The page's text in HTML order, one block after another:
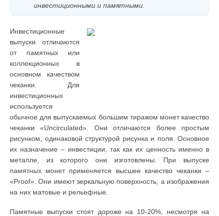
инвестиционными и памятными.
Инвестиционные
выпуски отличаются
от памятных или
коллекционных в
основном качеством
чеканки. Для
инвестиционных
используется
обычное для выпускаемых большим тиражом монет качество
чеканки «Uncirculated». Они отличаются более простым
рисунком, одинаковой структурой рисунка и поля. Основное
их назначение – инвестиции, так как их ценность именно в
металле, из которого они изготовлены. При выпуске
памятных монет применяется высшее качество чеканки –
«Proof». Они имеют зеркальную поверхность, а изображения
на них матовые и рельефные.
Памятные выпуски стоят дороже на 10-20%, несмотря на